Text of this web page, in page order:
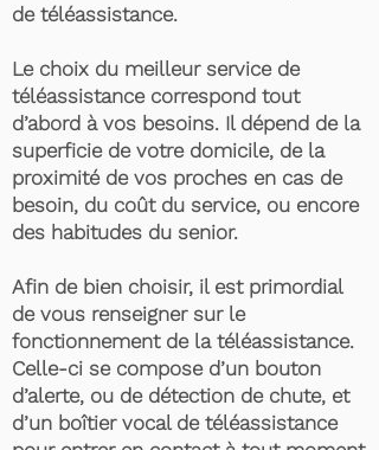
de téléassistance.
Le choix du meilleur service de
téléassistance correspond tout
d’abord à vos besoins. Il dépend de la
superficie de votre domicile, de la
proximité de vos proches en cas de
besoin, du coût du service, ou encore
des habitudes du senior.
Afin de bien choisir, il est primordial
de vous renseigner sur le
fonctionnement de la téléassistance.
Celle-ci se compose d’un bouton
d’alerte, ou de détection de chute, et
d’un boîtier vocal de téléassistance